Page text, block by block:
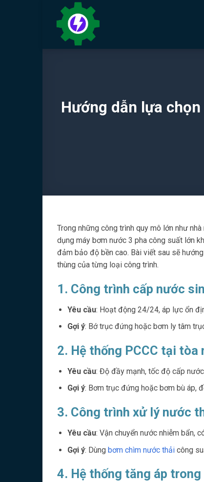
Hướng dẫn lựa
Trong những công trình quy mô lớn như
dụng máy bơm nước 3 pha công suất lớn
đảm bảo độ bền cao. Bài viết sau sẽ
thùng của từng loại công trình.
1. Công trình cấp nước
Yêu cầu: Hoạt động 24/24, áp lực ổn
Gợi ý: Bớ trục đứng hoặc bơm ly tâm
2. Hệ thống PCCC tại tòa
Yêu cầu: Độ đầy mạnh, tốc độ cấp
Gợi ý: Bơm trục đứng hoặc bơm bù áp,
3. Công trình xử lý nước
Yêu cầu: Vận chuyển nước nhiễm bẩn,
Gợi ý: Dùng bơm chìm nước thảicông
4. Hệ thống tăng áp